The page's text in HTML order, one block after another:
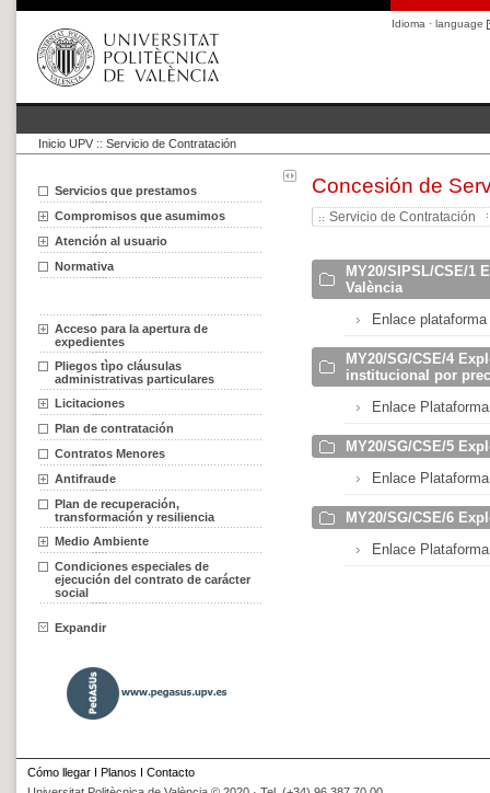
Idioma · language
Inicio UPV :: Servicio de Contratación
Servicios que prestamos
Compromisos que asumimos
Atención al usuario
Normativa
Acceso para la apertura de
expedientes
Pliegos tìpo cláusulas
administrativas particulares
Licitaciones
Plan de contratación
Contratos Menores
Antifraude
Plan de recuperación,
transformación y resiliencia
Medio Ambiente
Condiciones especiales de
ejecución del contrato de carácter
social
Expandir
Concesión de
Servicio de Contratación
MY20/SIPSL/CSE/1
València
Enlace
MY20/SG/CSE/4
institucional por
Enlace
MY20/SG/CSE/5
Enlace
MY20/SG/CSE/6
Enlace
Cómo llegar I Planos I Contacto